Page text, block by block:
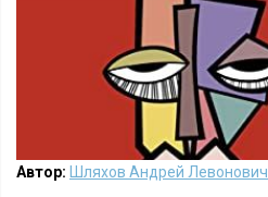
Автор: Шляхов Андрей Левонович